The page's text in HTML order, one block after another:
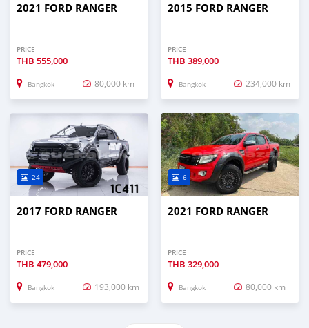
2021 FORD RANGER
PRICE
THB 555,000
Bangkok 80,000 km
2015 FORD RANGER
PRICE
THB 389,000
Bangkok 234,000 km
24
2017 FORD RANGER
PRICE
THB 479,000
Bangkok 193,000 km
6
2021 FORD RANGER
PRICE
THB 329,000
Bangkok 80,000 km